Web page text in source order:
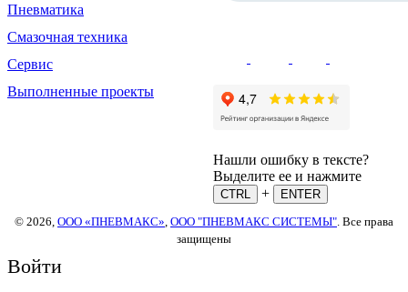
Пневматика
Смазочная техника
Сервис
Выполненные проекты
Нашли ошибку в тексте?
Выделите ее и нажмите
CTRL +
ENTER
© 2026, ООО «ПНЕВМАКС» ООО "ПНЕВМАКС СИСТЕМЫ" . Все права
защищены
Войти